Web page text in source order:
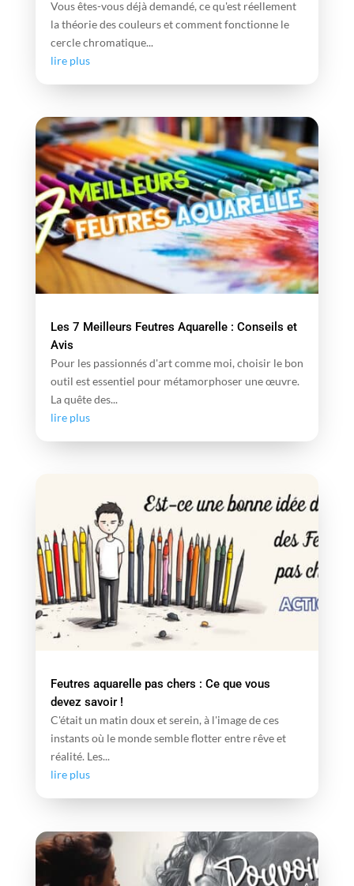
Vous êtes-vous déjà demandé, ce qu'est réellement
la théorie des couleurs et comment fonctionne le
cercle chromatique...
lire plus
Les 7 Meilleurs Feutres Aquarelle : Conseils et
Avis
Pour les passionnés d'art comme moi, choisir le bon
outil est essentiel pour métamorphoser une œuvre.
La quête des...
lire plus
Feutres aquarelle pas chers : Ce que vous
devez savoir !
C'était un matin doux et serein, à l'image de ces
instants où le monde semble flotter entre rêve et
réalité. Les...
lire plus